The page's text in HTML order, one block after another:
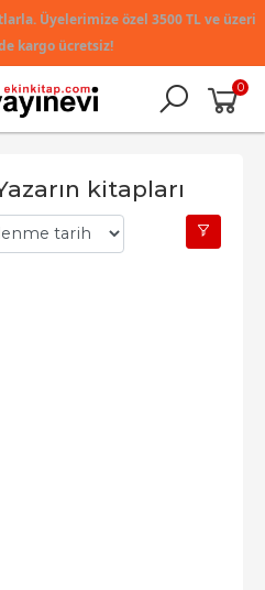
Üyelerimize özel 3500 TL ve üzeri
kargo ücretsiz!
0
kitapları